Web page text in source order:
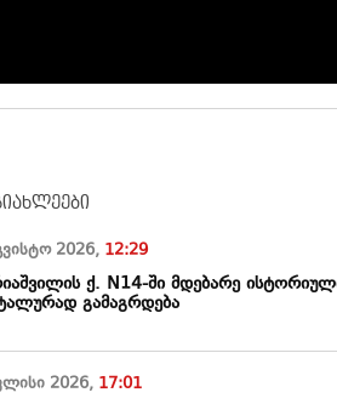
2026, 12:29
ქ. N14-ში მდებარე
გამაგრდება
2026, 17:01